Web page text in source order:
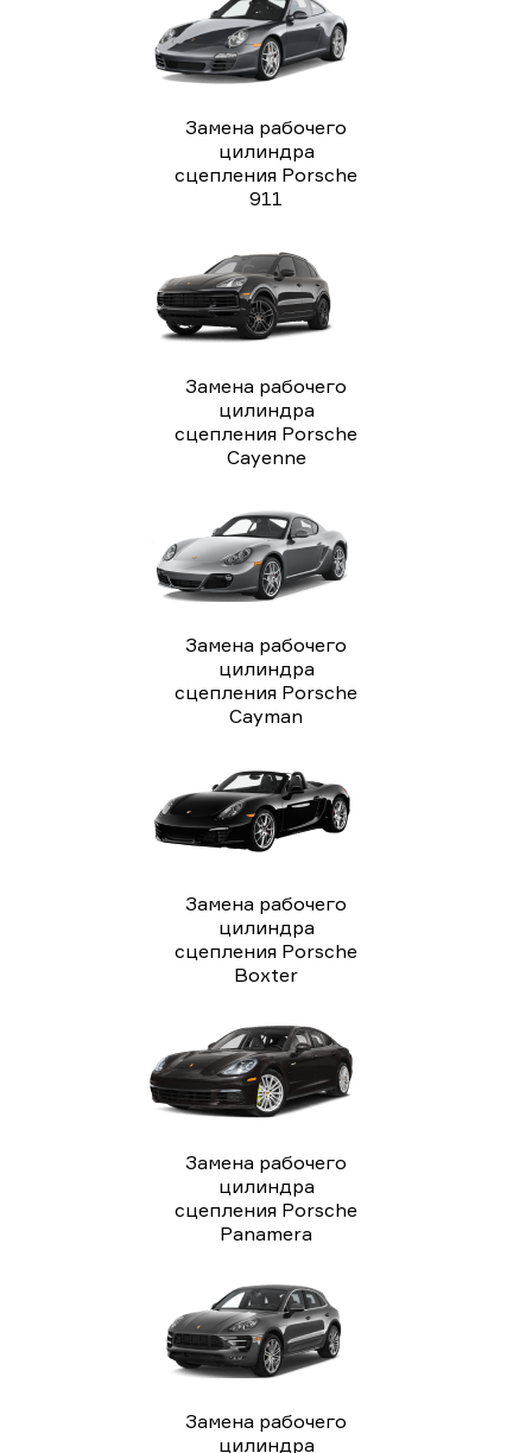
Замена рабочего
цилиндра
сцепления Porsche
911
Замена рабочего
цилиндра
сцепления Porsche
Cayenne
Замена рабочего
цилиндра
сцепления Porsche
Cayman
Замена рабочего
цилиндра
сцепления Porsche
Boxter
Замена рабочего
цилиндра
сцепления Porsche
Panamera
Замена рабочего
цилиндра